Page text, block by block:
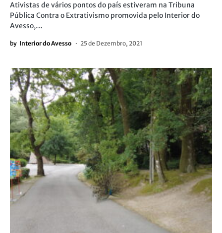
Ativistas de vários pontos do país estiveram na Tribuna
Pública Contra o Extrativismo promovida pelo Interior do
Avesso,…
by Interior do Avesso 25 de Dezembro, 2021